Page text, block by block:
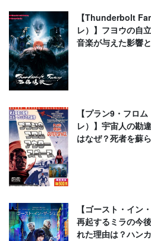
【Thunderbolt
レ）】フヨウの自
音楽が与えた影響
【プラン9・フロ
レ）】宇宙人の勘
はなぜ？死者を蘇
【ゴースト・イン
再起するミラの今
れた理由は？ハン